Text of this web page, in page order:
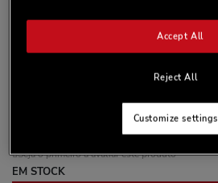
Seja o primeiro a avaliar este produto
EM STOCK
Reject All
Accept All
Customize settings